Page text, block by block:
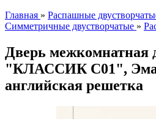
Главная » Распашные
Симметричные двустворчатые »
Дверь межкомнатная
"КЛАССИК C01",
английская решетка